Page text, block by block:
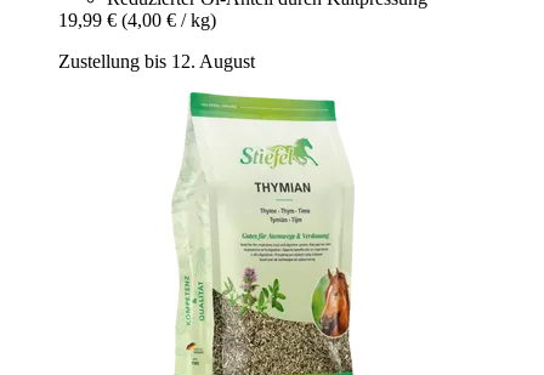
19,99 € (4,00 € / kg)
Zustellung bis 12. August